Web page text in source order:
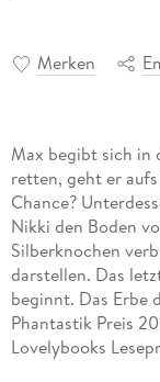
Merken
Max begibt sich in
retten, geht er
Chance?
Nikki den Boden
Silberknochen
darstellen. Das
beginnt. Das Erbe
Phantastik Preis
Lovelybooks